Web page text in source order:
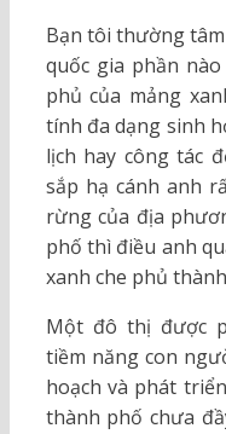
Bạn tôi thường
quốc gia phần
phủ của mảng
tính đa dạng sinh
lịch hay công tác
sắp hạ cánh anh
rừng của địa
phố thì điều anh
xanh che phủ
Một đô thị được
tiềm năng con
hoạch và phát
thành phố chưa